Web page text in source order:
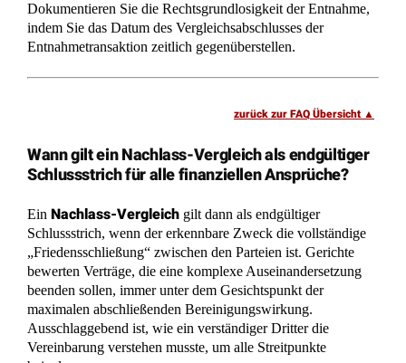
Dokumentieren Sie die Rechtsgrundlosigkeit der Entnahme,
indem Sie das Datum des Vergleichsabschlusses der
Entnahmetransaktion zeitlich gegenüberstellen.
zurück zur FAQ Übersicht
Wann gilt ein Nachlass-Vergleich als endgültiger
Schlussstrich für alle finanziellen Ansprüche?
Ein Nachlass-Vergleich gilt dann als endgültiger
Schlussstrich, wenn der erkennbare Zweck die vollständige
„Friedensschließung“ zwischen den Parteien ist. Gerichte
bewerten Verträge, die eine komplexe Auseinandersetzung
beenden sollen, immer unter dem Gesichtspunkt der
maximalen abschließenden Bereinigungswirkung.
Ausschlaggebend ist, wie ein verständiger Dritter die
Vereinbarung verstehen musste, um alle Streitpunkte